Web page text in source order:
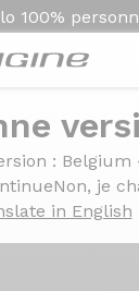
100%
: Belgium
Non, je
in English
pour 2024.